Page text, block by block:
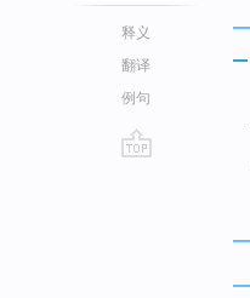
释义
翻译
例句